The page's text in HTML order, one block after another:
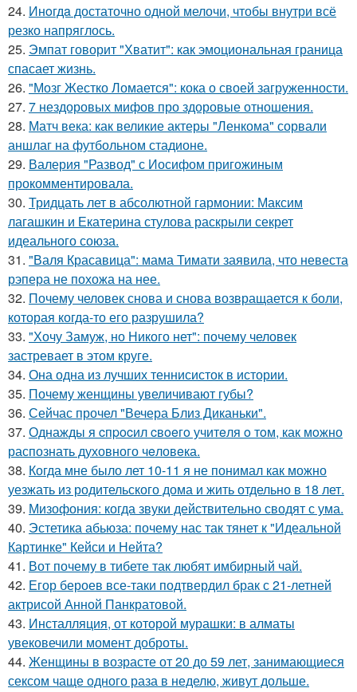
24. Инoгдa достаточно одной мелочи, чтобы внутри всё
резко напряглось.
25. Эмпат говорит "Хватит": как эмоциональная граница
спасает жизнь.
26. "Мозг Жестко Ломается": кока о своей загруженности.
27. 7 нездоровых мифов про здоровые отношения.
28. Матч века: как великие актеры "Ленкома" сорвали
аншлаг на футбольном стадионе.
29. Валерия "Развод" с Иосифом пригожиным
прокомментировала.
30. Тридцать лет в абсолютной гармонии: Максим
лагашкин и Екатерина стулова раскрыли секрет
идеального союза.
31. "Валя Красавица": мама Тимати заявила, что невеста
рэпера не похожа на нее.
32. Почему человек снова и снова возвращается к боли,
которая когда-то его разрушила?
33. "Хочу Замуж, но Никого нет": почему человек
застревает в этом круге.
34. Она одна из лучших теннисисток в истории.
35. Почему женщины увеличивают губы?
36. Сейчас прочел "Вечера Близ Диканьки".
37. Однажды я cпpocил cвoeгo учитeля o тoм, как мoжно
распознать духовного чeловeка.
38. Когда мне было лет 10-11 я не понимал как можно
уезжать из родительского дома и жить отдельно в 18 лет.
39. Мизофония: когда звуки действительно сводят с ума.
40. Эстетика абьюза: почему нас так тянет к "Идеальной
Картинке" Кейси и Нейта?
41. Вот почему в тибете так любят имбирный чай.
42. Егор бероев все-таки подтвердил брак с 21-летней
актрисой Анной Панкратовой.
43. Инсталляция, от которой мурашки: в алматы
увековечили момент доброты.
44. Женщины в возрасте от 20 до 59 лет, занимающиеся
сексом чаще одного раза в неделю, живут дольше.